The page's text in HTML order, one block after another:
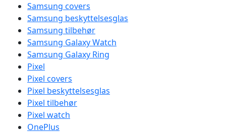
Samsung covers
Samsung beskyttelsesglas
Samsung tilbehør
Samsung Galaxy Watch
Samsung Galaxy Ring
Pixel
Pixel covers
Pixel beskyttelsesglas
Pixel tilbehør
Pixel watch
OnePlus